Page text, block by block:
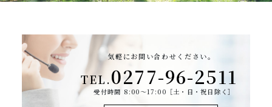
気軽にお問い合わせください。
TEL.0277-96-2511
受付時間 8:00～17:00［土・日・祝日除く］